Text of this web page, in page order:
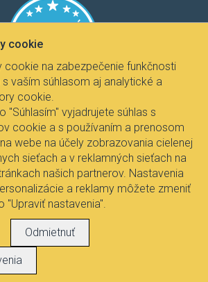
© 2017
Janíček - Fire-lux
cookie
cookie na zabezpečenie funkčnosti
vaším súhlasom aj analytické a
cookie.
"Súhlasím" vyjadrujete súhlas s
cookie a s používaním a prenosom
webe na účely zobrazovania cielenej
sieťach a v reklamných sieťach na
našich partnerov. Nastavenia
a reklamy môžete zmeniť
"Upraviť nastavenia".
Odmietnuť